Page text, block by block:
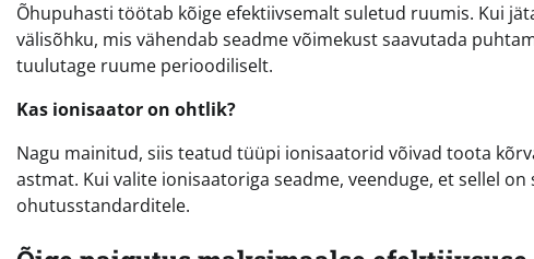
Õhupuhasti töötab kõige efektiivsemalt suletud ruumis. Kui
välisõhku, mis vähendab seadme võimekust saavutada
tuulutage ruume perioodiliselt.
Kas ionisaator on ohtlik?
Nagu mainitud, siis teatud tüüpi ionisaatorid võivad toota
astmat. Kui valite ionisaatoriga seadme, veenduge, et sellel
ohutusstandarditele.